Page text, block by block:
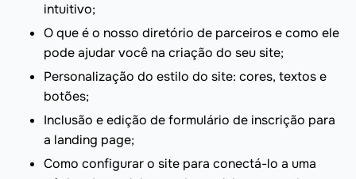
intuitivo;
O que é o nosso diretório de parceiros e como ele
pode ajudar você na criação do seu site;
Personalização do estilo do site: cores, textos e
botões;
Inclusão e edição de formulário de inscrição para
a landing page;
Como configurar o site para conectá-lo a uma